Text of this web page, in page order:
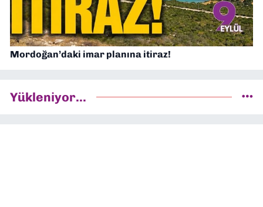
Mordoğan’daki imar planına itiraz!
Yükleniyor...